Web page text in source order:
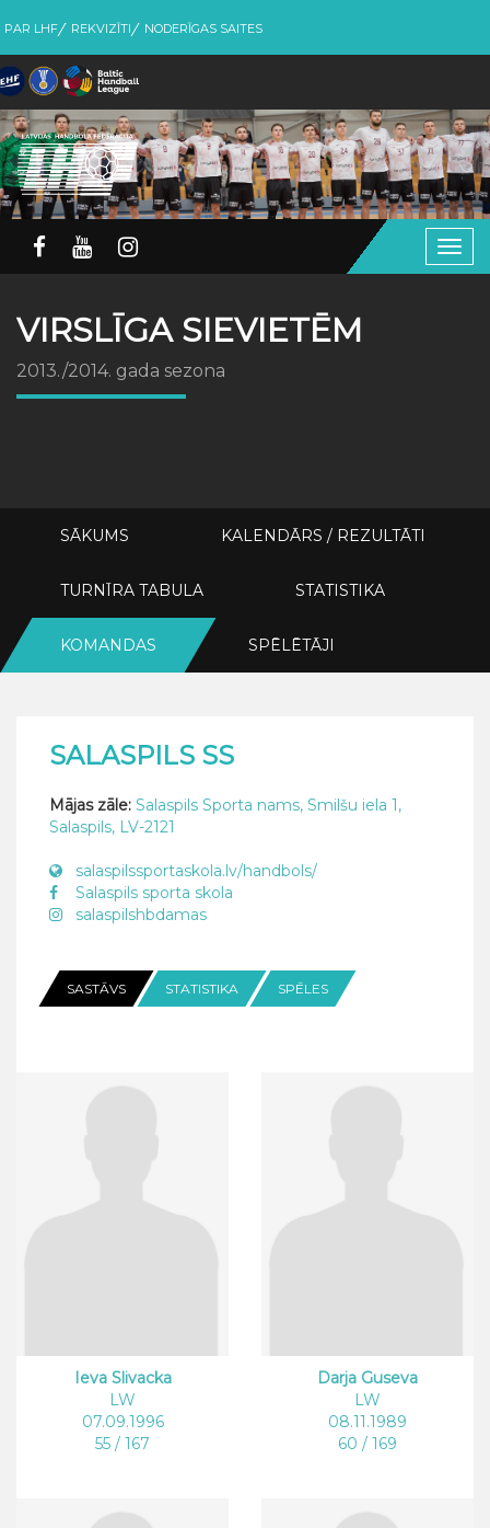
PAR LHF REKVIZĪTI NODERĪGAS SAITES
VIRSLĪGA SIEVIETĒM
2013./2014. gada sezona
SĀKUMS KALENDĀRS / REZULTĀTI
TURNĪRA TABULA STATISTIKA
KOMANDAS SPĒLĒTĀJI
SALASPILS SS
Mājas zāle: Salaspils Sporta nams, Smilšu iela 1,
Salaspils, LV-2121
salaspilssportaskola.lv/handbols/
Salaspils sporta skola
salaspilshbdamas
SASTĀVS STATISTIKA SPĒLES
Ieva Slivacka
LW
07.09.1996
55 / 167
Darja Guseva
LW
08.11.1989
60 / 169